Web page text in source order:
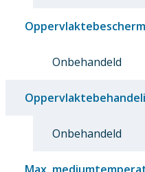
Onbehandeld
Onbehandeld